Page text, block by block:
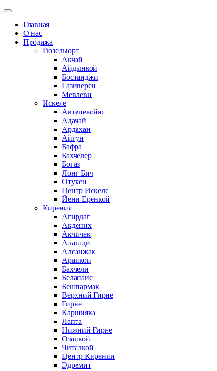
Главная
О нас
Продажа
Гюзельюрт
Акчай
Айдынкой
Бостанджи
Газиверен
Мевлеви
Искеле
Автепекойю
Адачай
Ардахан
Айгун
Бафра
Бахчелер
Богаз
Лонг Бич
Отукен
Центр Искеле
Йени Еренкой
Кирения
Агирдаг
Акдених
Акчичек
Алагади
Алсанжак
Арапкой
Бахчели
Белапаис
Бешпармак
Верхний Гирне
Гирне
Каршияка
Лапта
Нижний Гирне
Озанкой
Читалкой
Центр Кирении
Эдремит